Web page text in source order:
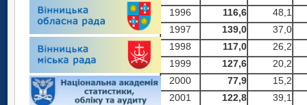
1996
116,6
48,1
1997
139,0
37,0
1998
117,0
26,2
1999
127,6
20,2
2000
77,9
15,2
2001
122,8
39,1